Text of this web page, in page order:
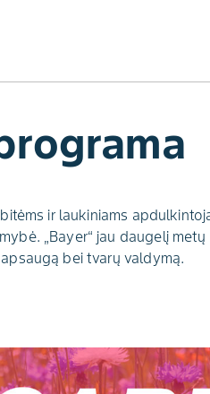
ir laukiniams
„Bayer“ jau daugelį
bei tvarų valdymą.